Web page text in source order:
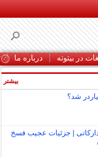
در بیتوته درباره ما
شد؟
| جزئیات عجیب فسخ
بیشتر